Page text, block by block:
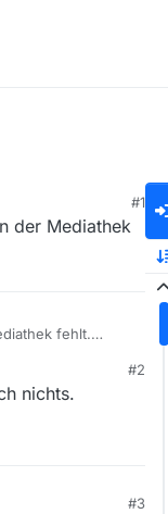
#1
der Mediathek
fehlt.
#2
nichts.
#3